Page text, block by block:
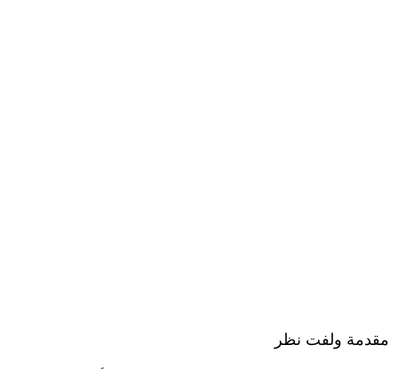
مقدمة ولفت نظر